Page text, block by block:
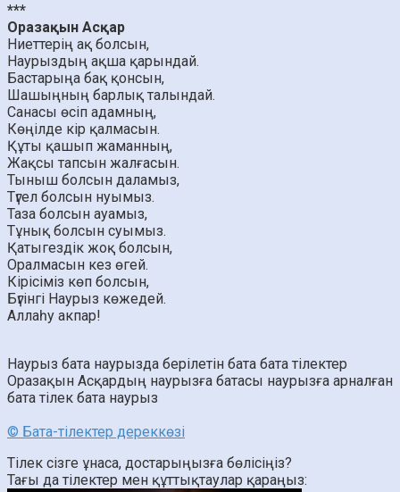
***
Оразақын Асқар
Ниеттерің ақ болсын,
Наурыздың ақша қарындай.
Бастарыңа бақ қонсын,
Шашыңның барлық талындай.
Санасы өсіп адамның,
Көңілде кір қалмасын.
Құты қашып жаманның,
Жақсы тапсын жалғасын.
Тыныш болсын даламыз,
Түгел болсын нуымыз.
Таза болсын ауамыз,
Тұнық болсын суымыз.
Қатыгездік жоқ болсын,
Оралмасын кез өгей.
Кірісіміз көп болсын,
Бүгінгі Наурыз көжедей.
Аллаһу акпар!
Наурыз бата наурызда берілетін бата бата тілектер
Оразақын Асқардың наурызға батасы наурызға арналған
бата тілек бата наурыз
© Бата-тілектер дереккөзі
Тілек сізге ұнаса, достарыңызға бөлісіңіз?
Тағы да тілектер мен құттықтаулар қараңыз: